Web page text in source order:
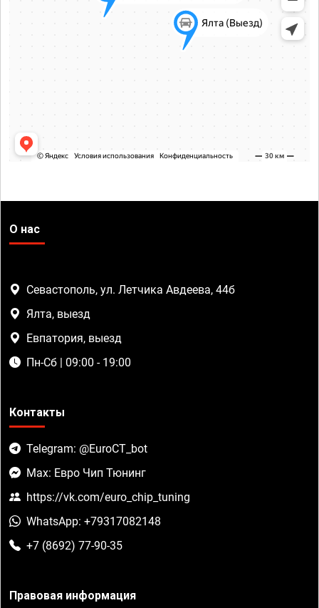
О нас
Севастополь, ул. Летчика Авдеева, 44б
Ялта, выезд
Евпатория, выезд
Пн-Сб | 09:00 - 19:00
Контакты
Telegram: @EuroCT_bot
Max: Евро Чип Тюнинг
https://vk.com/euro_chip_tuning
WhatsApp: +79317082148
+7 (8692) 77-90-35
Правовая информация